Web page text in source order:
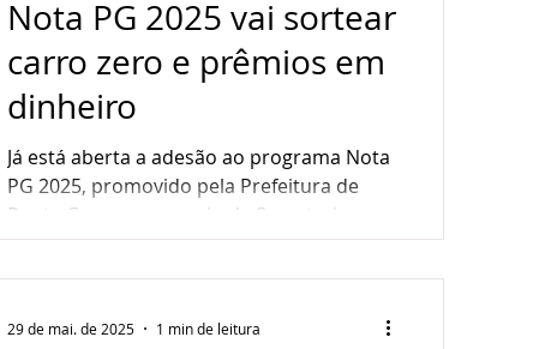
Nota PG 2025 vai sortear
carro zero e prêmios em
dinheiro
Já está aberta a adesão ao programa Nota
PG 2025, promovido pela Prefeitura de
Ponta Grossa, por meio da Secretaria
Municipal da Fazenda....
29 de mai. de 2025 1 min de leitura